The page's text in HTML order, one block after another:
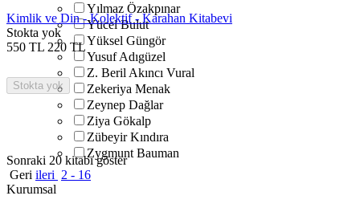
Yılmaz Özakpınar
Yücel Bulut
Yüksel Güngör
Yusuf Adıgüzel
Z. Beril Akıncı Vural
Zekeriya Menak
Zeynep Dağlar
Ziya Gökalp
Zübeyir Kındıra
Zygmunt Bauman
Kimlik ve Din - Kolektif - Karahan Kitabevi
Stokta yok
550 TL 220 TL
Stokta yok
Sonraki 20 kitabı göster
Geri ileri 2 - 16
Kurumsal